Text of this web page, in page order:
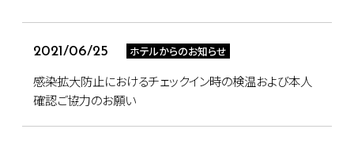
2021/06/25 ホテルからのお知らせ
感染拡大防止におけるチェックイン時の検温および本人
確認ご協力のお願い